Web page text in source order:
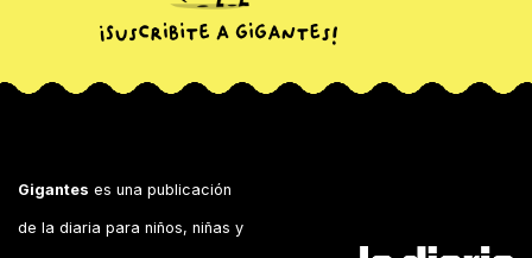
Gigantes es una publicación
de la diaria para niños, niñas y